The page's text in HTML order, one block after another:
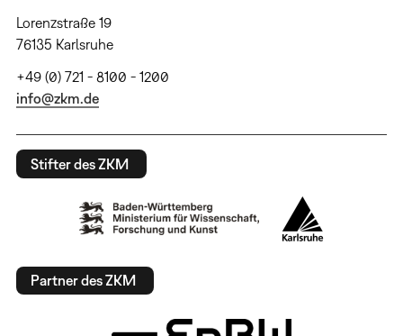
Lorenzstraße 19
76135 Karlsruhe
+49 (0) 721 - 8100 - 1200
info@zkm.de
Stifter des ZKM
Partner des ZKM